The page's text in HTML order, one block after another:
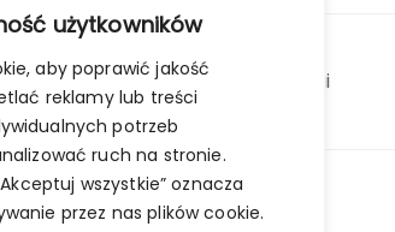
użytkowników
aby poprawić jakość
reklamy lub treści
potrzeb
ruch na stronie.
wszystkie” oznacza
przez nas plików cookie.
REZULTATY z Zawodów III rundy Ligi
Pneumatycznej 2026